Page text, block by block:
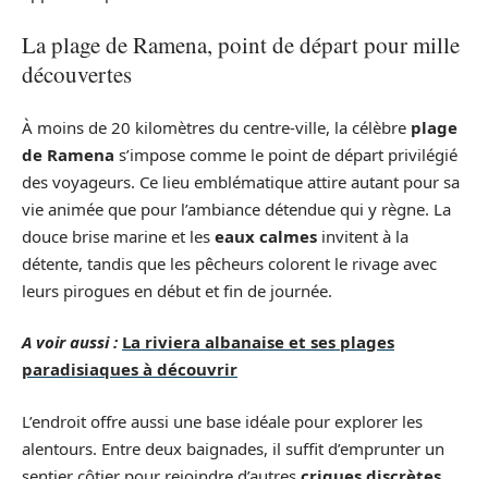
La plage de Ramena, point de départ pour mille
découvertes
À moins de 20 kilomètres du centre-ville, la célèbre plage
de Ramena s’impose comme le point de départ privilégié
des voyageurs. Ce lieu emblématique attire autant pour sa
vie animée que pour l’ambiance détendue qui y règne. La
douce brise marine et les eaux calmes invitent à la
détente, tandis que les pêcheurs colorent le rivage avec
leurs pirogues en début et fin de journée.
A voir aussi : La riviera albanaise et ses plages
paradisiaques à découvrir
L’endroit offre aussi une base idéale pour explorer les
alentours. Entre deux baignades, il suffit d’emprunter un